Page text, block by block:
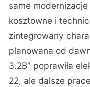
same
kosztowne i
zintegrowany
planowana od
3.2B” poprawiła
22, ale dalsze